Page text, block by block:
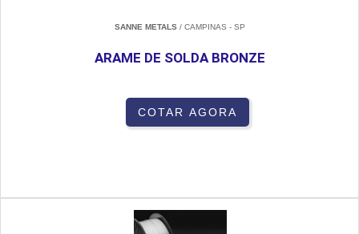
SANNE METALS/ CAMPINAS - SP
ARAME DE SOLDA BRONZE
COTAR AGORA